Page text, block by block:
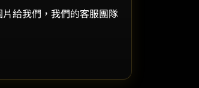
給我們，我們的客服團隊